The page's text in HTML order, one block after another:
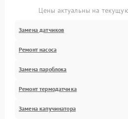
Цены актуальны на
Замена датчиков
Ремонт насоса
Замена пароблока
Ремонт термодатчика
Замена капучинатора